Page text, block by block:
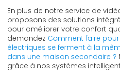
En plus de notre service de
proposons des solutions
pour améliorer votre confort
demandez Comment faire
électriques se ferment à la
dans une maison secondaire ?
grâce à nos systèmes